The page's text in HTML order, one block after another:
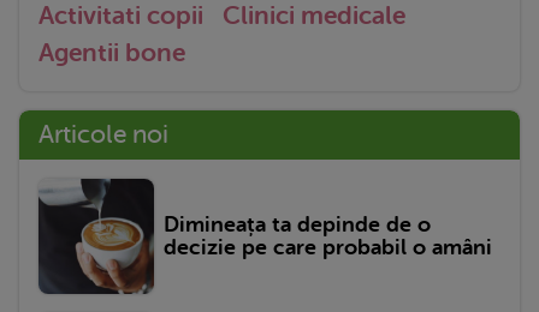
Activitati copii
Clinici medicale
Agentii bone
Articole noi
Dimineața ta depinde de o
decizie pe care probabil o amâni